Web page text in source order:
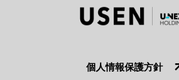
個人情報保護方針